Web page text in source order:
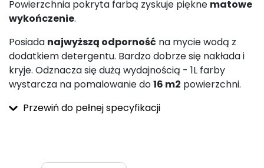
Powierzchnia pokryta farbą zyskuje piękne matowe
wykończenie.
Posiada najwyższą odporność na mycie wodą z
dodatkiem detergentu. Bardzo dobrze się nakłada i
kryje. Odznacza się dużą wydajnością - 1L farby
wystarcza na pomalowanie do16 m2 powierzchni.
Przewiń do pełnej specyfikacji